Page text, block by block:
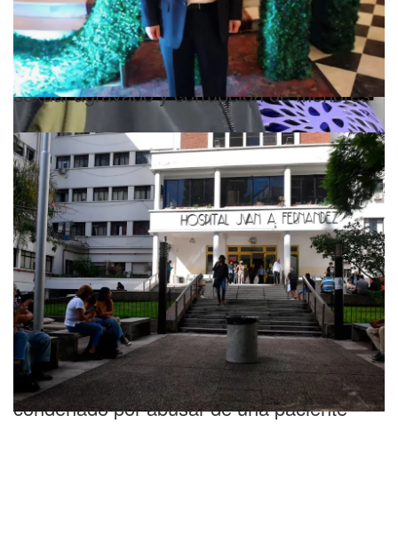
10 casos confirmados
Marcelo Porcel irá a juicio oral por abuso
sexual agravado y corrupción de menores
Justicia
Un enfermero del Hospital Fernández fue
condenado por abusar de una paciente